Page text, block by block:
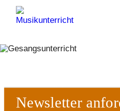
Newsletter